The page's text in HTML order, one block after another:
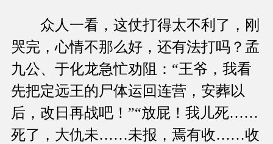
众人一看，这仗打得太不利了，刚
哭完，心情不那么好，还有法打吗？孟
九公、于化龙急忙劝阻：“王爷，我看
先把定远王的尸体运回连营，安葬以
后，改日再战吧！”“放屁！我儿死……
死了，大仇未……未报，焉有收……收